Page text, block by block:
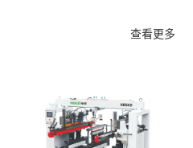
查看更多